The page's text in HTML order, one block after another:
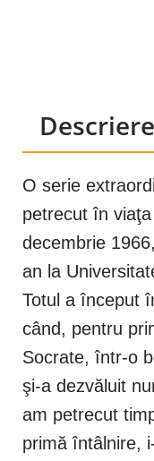
Descriere
O serie
petrecut în
decembrie
an la
Totul a început
când, pentru
Socrate, într-o
şi-a dezvăluit
am petrecut
primă întâlnire,